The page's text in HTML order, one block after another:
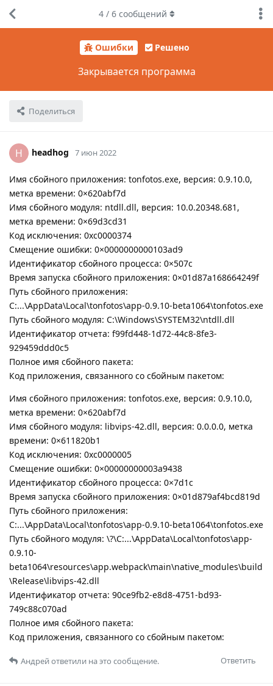
Ошибки Решено
Закрывается программа
Поделиться
4/ 6сообщений
H headhog 7 июн 2022
Имя сбойного приложения: tonfotos.exe, версия: 0.9.10.0,
метка времени: 0×620abf7d
Имя сбойного модуля: ntdll.dll, версия: 10.0.20348.681,
метка времени: 0×69d3cd31
Код исключения: 0xc0000374
Смещение ошибки: 0×0000000000103ad9
Идентификатор сбойного процесса: 0×507c
Время запуска сбойного приложения: 0×01d87a168664249f
Путь сбойного приложения:
C:...\AppData\Local\tonfotos\app-0.9.10-beta1064\tonfotos.exe
Путь сбойного модуля: C:\Windows\SYSTEM32\ntdll.dll
Идентификатор отчета: f99fd448-1d72-44c8-8fe3-
929459ddd0c5
Полное имя сбойного пакета:
Код приложения, связанного со сбойным пакетом:
Имя сбойного приложения: tonfotos.exe, версия: 0.9.10.0,
метка времени: 0×620abf7d
Имя сбойного модуля: libvips-42.dll, версия: 0.0.0.0, метка
времени: 0×611820b1
Код исключения: 0xc0000005
Смещение ошибки: 0×00000000003a9438
Идентификатор сбойного процесса: 0×7d1c
Время запуска сбойного приложения: 0×01d879af4bcd819d
Путь сбойного приложения:
C:...\AppData\Local\tonfotos\app-0.9.10-beta1064\tonfotos.exe
Путь сбойного модуля: \?\C:...\AppData\Local\tonfotos\app-
0.9.10-
beta1064\resources\app.webpack\main\native_modules\build
\Release\libvips-42.dll
Идентификатор отчета: 90ce9fb2-e8d8-4751-bd93-
749c88c070ad
Полное имя сбойного пакета:
Код приложения, связанного со сбойным пакетом:
Ответить
Андрейответили на это сообщение.